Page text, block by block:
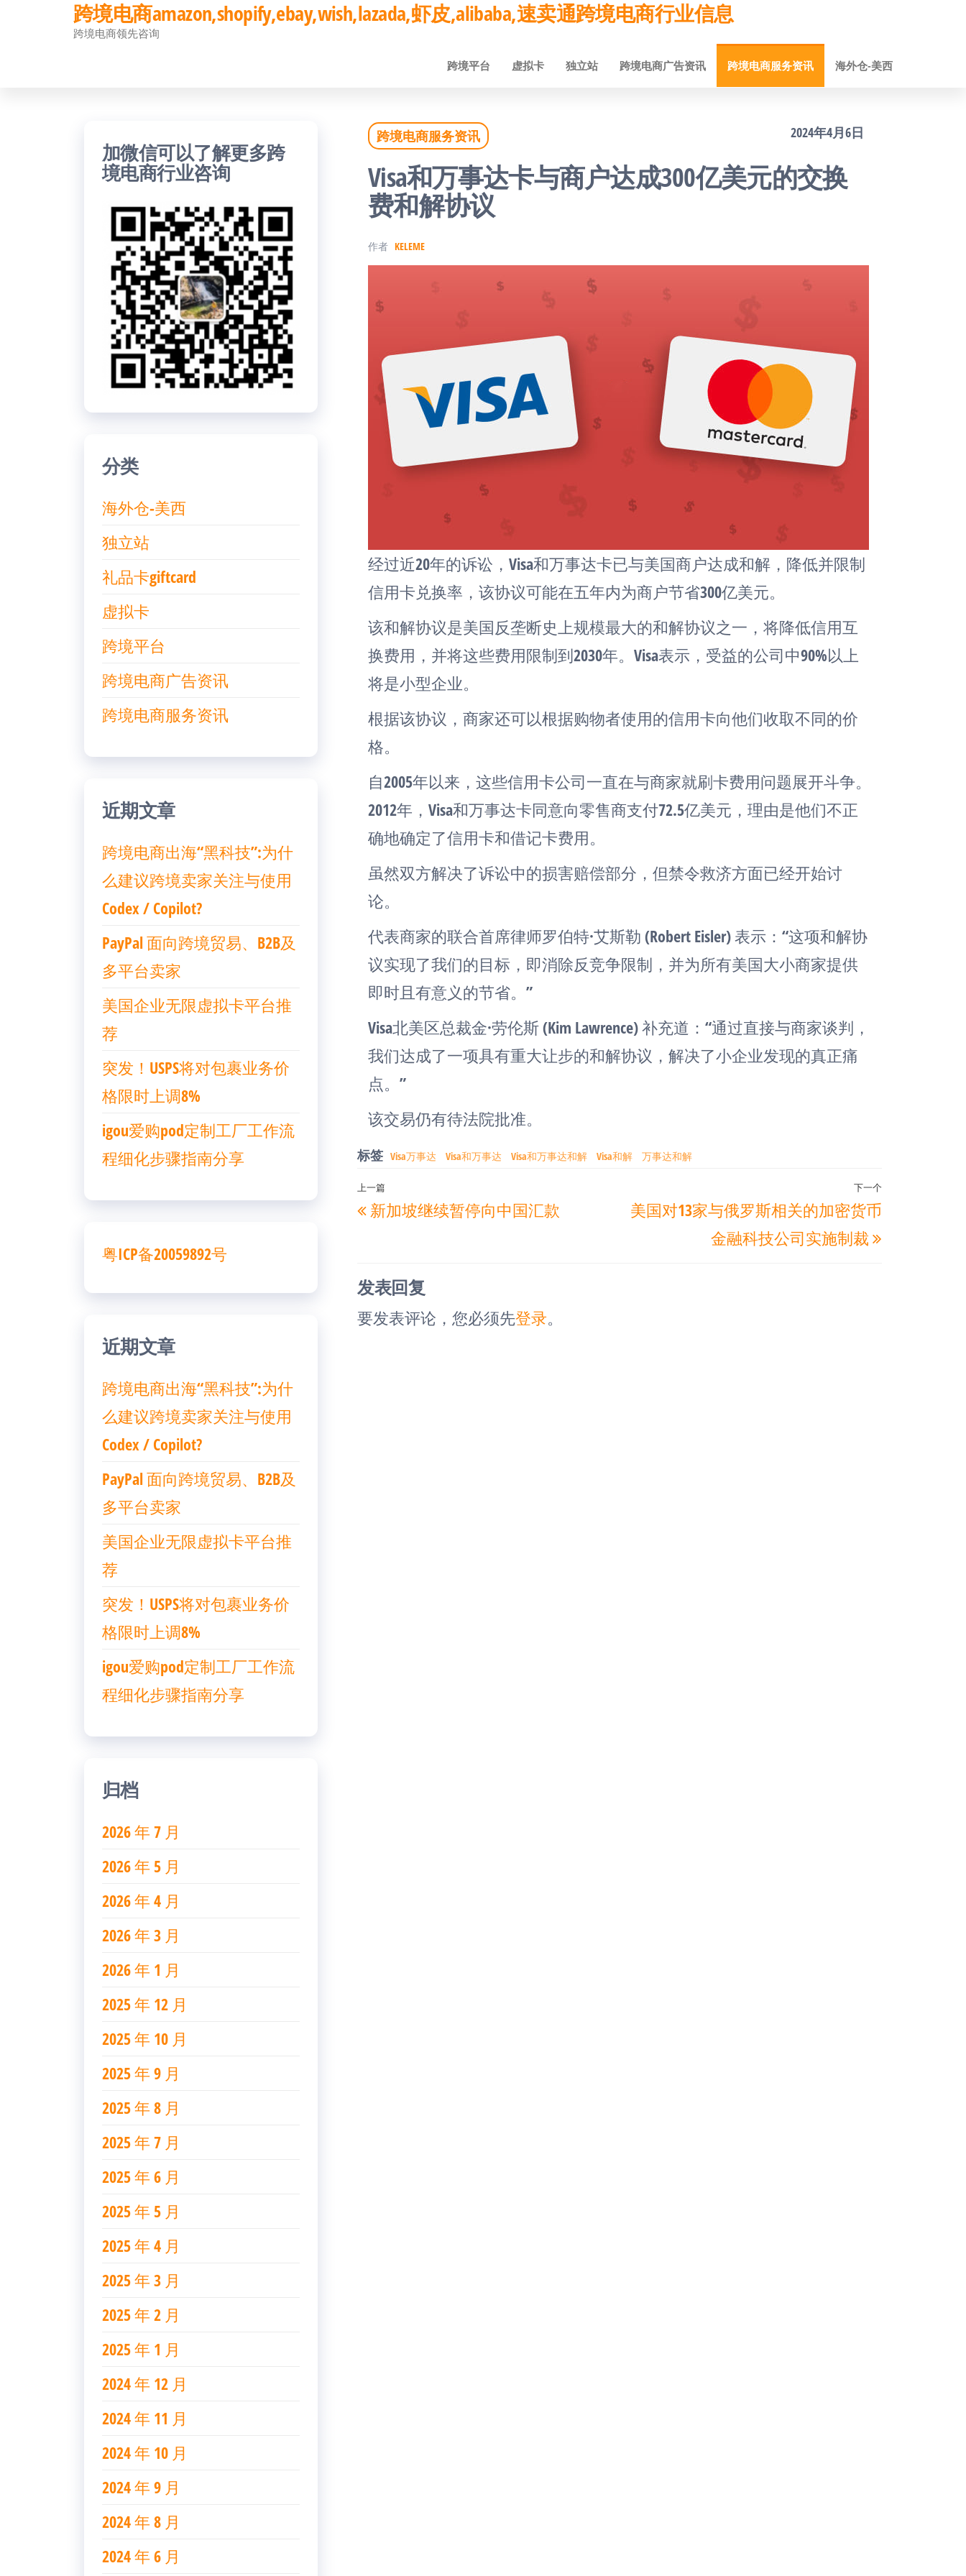
跨境电商amazon,shopify,ebay,wish,lazada,虾皮,alibaba,速卖通跨境电商行业信息
跨境电商领先咨询
跨境平台 虚拟卡 独立站 跨境电商广告资讯 跨境电商服务资讯 海外仓-美西
跨境电商服务资讯 2024年4月6日
Visa和万事达卡与商户达成300亿美元的交换
费和解协议
作者 KELEME
经过近20年的诉讼，Visa和万事达卡已与美国商户达成和解，降低并限制
信用卡兑换率，该协议可能在五年内为商户节省300亿美元。
该和解协议是美国反垄断史上规模最大的和解协议之一，将降低信用互
换费用，并将这些费用限制到2030年。Visa表示，受益的公司中90%以上
将是小型企业。
根据该协议，商家还可以根据购物者使用的信用卡向他们收取不同的价
格。
自2005年以来，这些信用卡公司一直在与商家就刷卡费用问题展开斗争。
2012年，Visa和万事达卡同意向零售商支付72.5亿美元，理由是他们不正
确地确定了信用卡和借记卡费用。
虽然双方解决了诉讼中的损害赔偿部分，但禁令救济方面已经开始讨
论。
代表商家的联合首席律师罗伯特·艾斯勒 (Robert Eisler) 表示：“这项和解协
议实现了我们的目标，即消除反竞争限制，并为所有美国大小商家提供
即时且有意义的节省。”
Visa北美区总裁金·劳伦斯 (Kim Lawrence) 补充道：“通过直接与商家谈判，
我们达成了一项具有重大让步的和解协议，解决了小企业发现的真正痛
点。”
该交易仍有待法院批准。
标签 Visa万事达 Visa和万事达 Visa和万事达和解 Visa和解 万事达和解
文
章
上
一
文
上一篇
新加坡继续暂停向中国汇款
下
下一个
美国对13家与俄罗斯相关的加密货币
金融科技公司实施制裁
发表回复
要发表评论，您必须先登录。
加微信可以了解更多跨
境电商行业咨询
分类
海外仓-美西
独立站
礼品卡giftcard
虚拟卡
跨境平台
跨境电商广告资讯
跨境电商服务资讯
近期文章
跨境电商出海“黑科技”:为什
么建议跨境卖家关注与使用
Codex / Copilot?
PayPal 面向跨境贸易、B2B及
多平台卖家
美国企业无限虚拟卡平台推
荐
突发！USPS将对包裹业务价
格限时上调8%
igou爱购pod定制工厂工作流
程细化步骤指南分享
粤ICP备20059892号
近期文章
跨境电商出海“黑科技”:为什
么建议跨境卖家关注与使用
Codex / Copilot?
PayPal 面向跨境贸易、B2B及
多平台卖家
美国企业无限虚拟卡平台推
荐
突发！USPS将对包裹业务价
格限时上调8%
igou爱购pod定制工厂工作流
程细化步骤指南分享
归档
2026 年 7 月
2026 年 5 月
2026 年 4 月
2026 年 3 月
2026 年 1 月
2025 年 12 月
2025 年 10 月
2025 年 9 月
2025 年 8 月
2025 年 7 月
2025 年 6 月
2025 年 5 月
2025 年 4 月
2025 年 3 月
2025 年 2 月
2025 年 1 月
2024 年 12 月
2024 年 11 月
2024 年 10 月
2024 年 9 月
2024 年 8 月
2024 年 6 月